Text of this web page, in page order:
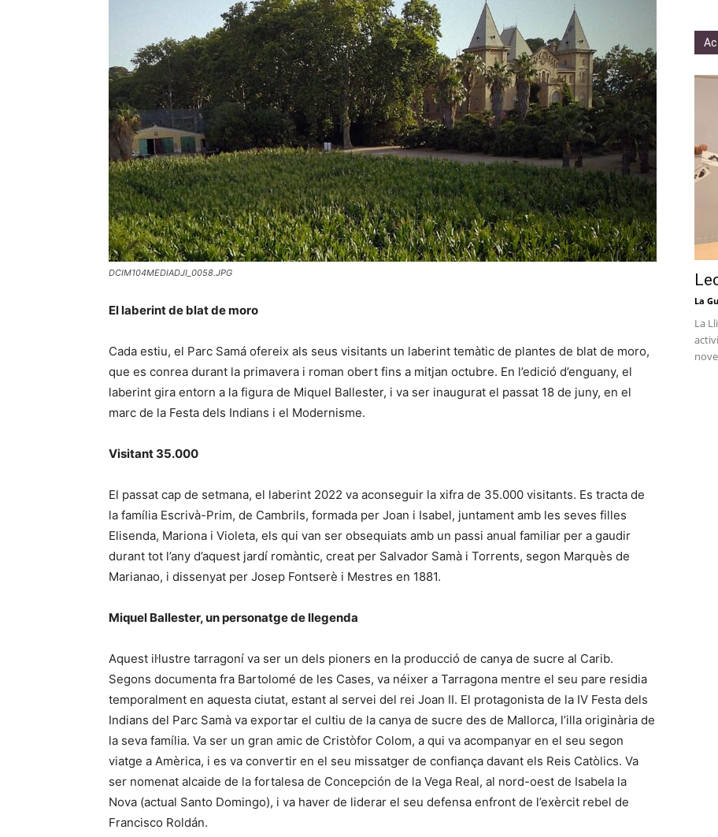
DCIM104MEDIADJI_0058.JPG
El laberint de blat de moro
Cada estiu, el Parc Samá ofereix als seus visitants un laberint temàtic de plantes de blat de moro,
que es conrea durant la primavera i roman obert fins a mitjan octubre. En l’edició d’enguany, el
laberint gira entorn a la figura de Miquel Ballester, i va ser inaugurat el passat 18 de juny, en el
marc de la Festa dels Indians i el Modernisme.
Visitant 35.000
El passat cap de setmana, el laberint 2022 va aconseguir la xifra de 35.000 visitants. Es tracta de
la família Escrivà-Prim, de Cambrils, formada per Joan i Isabel, juntament amb les seves filles
Elisenda, Mariona i Violeta, els qui van ser obsequiats amb un passi anual familiar per a gaudir
durant tot l’any d’aquest jardí romàntic, creat per Salvador Samà i Torrents, segon Marquès de
Marianao, i dissenyat per Josep Fontserè i Mestres en 1881.
Miquel Ballester, un personatge de llegenda
Aquest il·lustre tarragoní va ser un dels pioners en la producció de canya de sucre al Carib.
Segons documenta fra Bartolomé de les Cases, va néixer a Tarragona mentre el seu pare residia
temporalment en aquesta ciutat, estant al servei del rei Joan II. El protagonista de la IV Festa dels
Indians del Parc Samà va exportar el cultiu de la canya de sucre des de Mallorca, l’illa originària de
la seva família. Va ser un gran amic de Cristòfor Colom, a qui va acompanyar en el seu segon
viatge a Amèrica, i es va convertir en el seu missatger de confiança davant els Reis Catòlics. Va
ser nomenat alcaide de la fortalesa de Concepción de la Vega Real, al nord-oest de Isabela la
Nova (actual Santo Domingo), i va haver de liderar el seu defensa enfront de l’exèrcit rebel de
Francisco Roldán.
La
La